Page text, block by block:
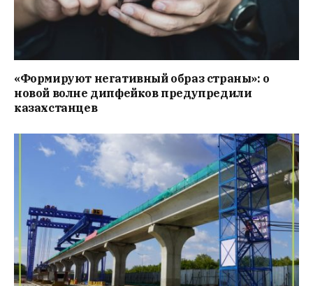
«Формируют негативный образ страны»: о
новой волне дипфейков предупредили
казахстанцев